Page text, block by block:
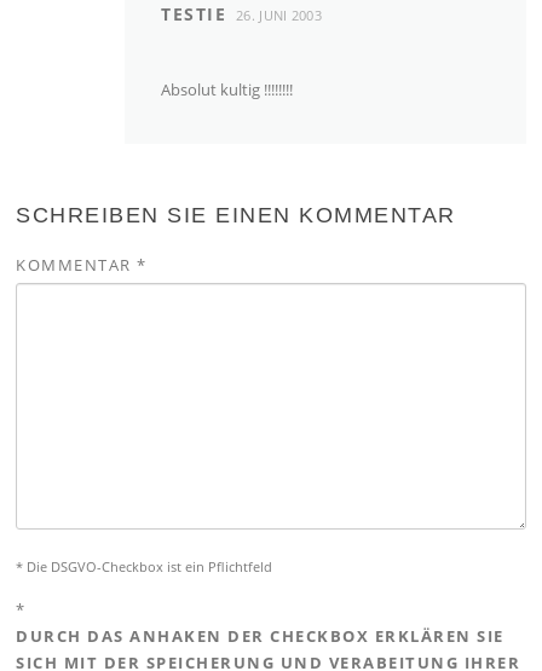
TESTIE 26. JUNI 2003
Absolut kultig !!!!!!!!
SCHREIBEN SIE EINEN KOMMENTAR
KOMMENTAR*
* Die DSGVO-Checkbox ist ein Pflichtfeld
*
DURCH DAS ANHAKEN DER CHECKBOX ERKLÄREN SIE
SICH MIT DER SPEICHERUNG UND VERABEITUNG IHRER